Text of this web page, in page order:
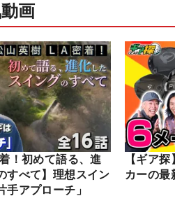
画
！初めて語る、進
すべて】理想スイン
手アプローチ」
【ギア
カーの最